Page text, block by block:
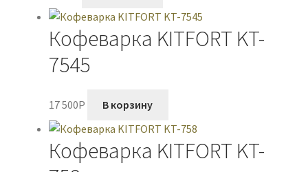
Кофеварка KITFORT KT-
7545
17 500P В корзину
Кофеварка KITFORT KT-